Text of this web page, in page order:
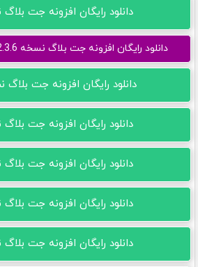
دانلود رایگان افزونه جت بلاگ
دانلود رایگان افزونه جت بلاگ نسخه 2.3.6 - لینک سرور کمکی
دانلود رایگان افزونه جت بلاگ نسخه
دانلود رایگان افزونه جت بلاگ
دانلود رایگان افزونه جت بلاگ
دانلود رایگان افزونه جت بلاگ
دانلود رایگان افزونه جت بلاگ